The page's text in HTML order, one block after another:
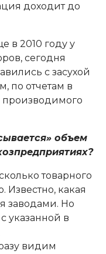
доходит до
в 2010 году у
сегодня
с засухой
по отчетам в
производимого
объем
товарного
Известно, какая
заводами. Но
указанной в
видим